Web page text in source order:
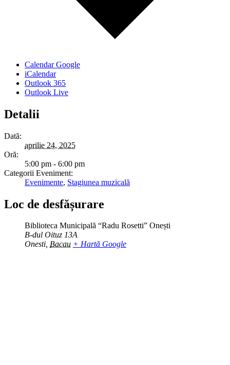
Calendar Google
iCalendar
Outlook 365
Outlook Live
Detalii
Dată:
aprilie 24, 2025
Oră:
5:00 pm - 6:00 pm
Categorii Eveniment:
Evenimente, Stagiunea muzicală
Loc de desfășurare
Biblioteca Municipală “Radu Rosetti” Onești
B-dul Oituz 13A
Onesti, Bacau + Hartă Google